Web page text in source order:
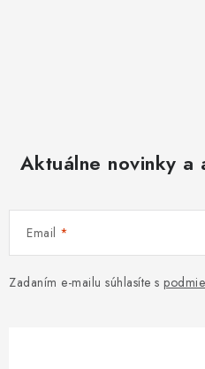
Aktuálne novinky a
Email
Zadaním e-mailu súhlasíte s